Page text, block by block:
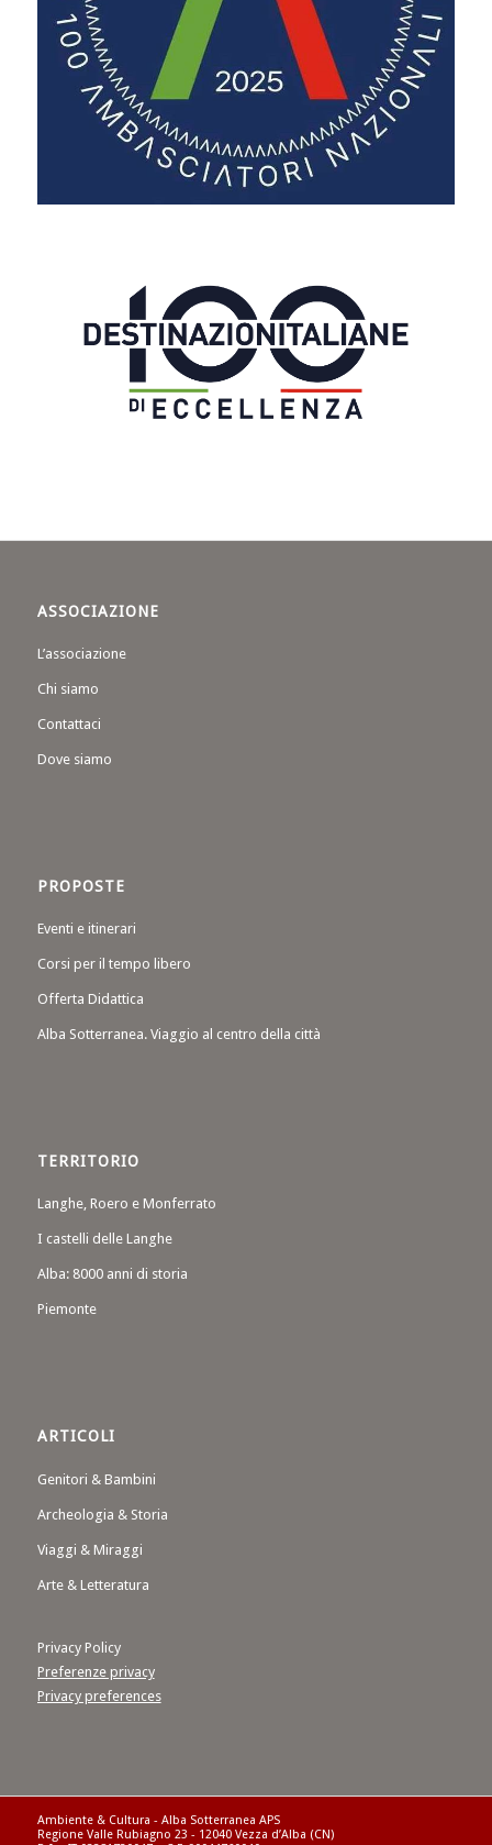
ASSOCIAZIONE
L’associazione
Chi siamo
Contattaci
Dove siamo
PROPOSTE
Eventi e itinerari
Corsi per il tempo libero
Offerta Didattica
Alba Sotterranea. Viaggio al centro della città
TERRITORIO
Langhe, Roero e Monferrato
I castelli delle Langhe
Alba: 8000 anni di storia
Piemonte
ARTICOLI
Genitori & Bambini
Archeologia & Storia
Viaggi & Miraggi
Arte & Letteratura
Privacy Policy
Preferenze privacy
Privacy preferences
Ambiente & Cultura - Alba Sotterranea APS
Regione Valle Rubiagno 23 - 12040 Vezza d’Alba (CN)